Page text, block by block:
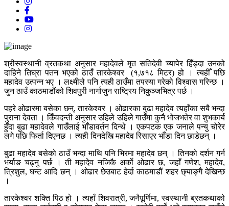
श्रीस्वस्थानी व्रतकथा अनुसार महादेवले मृत सतिदेवी च्यापेर हिँड्दा उनको
दाहिने तिघ्रा पतन भएको ठाउँ तारकेश्वर (१,७१८ मिटर) हो । त्यहीँ पछि
महादेव उत्पन्न भए । लक्ष्मीले पनि त्यही ठाउँमा तपस्या गरेको विश्वास गरिन्छ ।
जुन ठाउँ काठमाडौंको शिवपुरी नार्गाजुन राष्ट्रिय निकुञ्जभित्र पर्छ ।
पहरे ओढारमा बसेका छन्, तारकेश्वर । ओढारका बुढा महादेव त्यहाँका सबै भन्दा
पुराना देवता । किँवदन्ती अनुसार उहिले उहिले गाउँमा कुनै भोजभतेर वा शुभकार्य
हुँदा बुढा महादेवले गाउँलाई भाँडावर्तन दिन्थे । एकपटक एक जनाले पन्यु चोरेर
लगे पछि फिर्ता दिएनछ । त्यही दिनदेखि महादेव रिसाएर भाँडा दिन छाडेछन् ।
बुढा महादेव बसेको ठाउँ भन्दा माथि पनि भिरमा महादेव छन् । तिनको दर्शन गर्न
भर्याङ चढ्नु पर्छ । ती महादेव नजिकै अर्को ओढार छ, जहाँ गणेश, महादेव,
त्रिशुल, घन्ट आदि छन् । ओढार छेउबाट हेर्दा काठमाडौं शहर छ्याङ्गै देखिन्छ
।
तारकेश्वर शक्ति पिठ हो । त्यहाँ शिवरात्री, जनैपूर्णिमा, स्वस्थानी ब्रतकथाको